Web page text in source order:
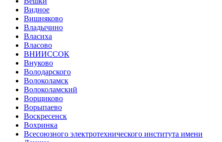
Видное
Вишняково
Владычино
Власиха
Власово
ВНИИССОК
Внуково
Володарского
Волоколамск
Волоколамский
Ворщиково
Ворыпаево
Воскресенск
Вохринка
Всесоюзного электротехнического института имени